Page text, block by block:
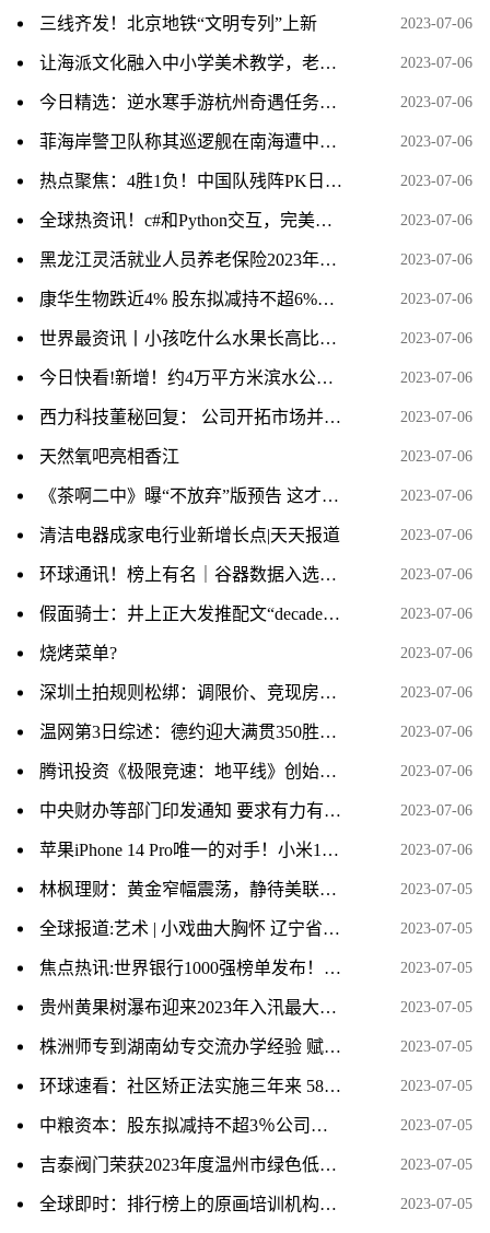
三线齐发！北京地铁“文明专列”上新 2023-07-06
让海派文化融入中小学美术教学，老师们这样说…… 2023-07-06
今日精选：逆水寒手游杭州奇遇任务视频攻略分享 2023-07-06
菲海岸警卫队称其巡逻舰在南海遭中国海警船“危险阻挠”，外交部回应 天天热讯 2023-07-06
热点聚焦：4胜1负！中国队残阵PK日本全主力，男单爆冷出局、男双全军覆没 2023-07-06
全球热资讯！c#和Python交互，完美解决Python调用OpenCV等第三方库以及分发时需配置python环境的问题 2023-07-06
黑龙江灵活就业人员养老保险2023年缴费标准是多少 全球报资讯 2023-07-06
康华生物跌近4% 股东拟减持不超6%股份 2023-07-06
世界最资讯丨小孩吃什么水果长高比较好啊? 2023-07-06
今日快看!新增！约4万平方米滨水公园，就在这里！ 2023-07-06
西力科技董秘回复： 公司开拓市场并取得更高市场份额的步伐从未停止，公司新产品研发情况请您关注相关公告 热资讯 2023-07-06
天然氧吧亮相香江 2023-07-06
《茶啊二中》曝“不放弃”版预告 这才是青春 2023-07-06
清洁电器成家电行业新增长点|天天报道 2023-07-06
环球通讯！榜上有名｜谷器数据入选2023工业互联网500强榜单 2023-07-06
假面骑士：井上正大发推配文“decade”，或将开启帝骑复活赛？粉丝说不要拍出21神主了 当前热点 2023-07-06
烧烤菜单? 2023-07-06
深圳土拍规则松绑：调限价、竞现房、不竞“保” 2023-07-06
温网第3日综述：德约迎大满贯350胜，张帅惨遭巡回赛12连败 每日头条 2023-07-06
腾讯投资《极限竞速：地平线》创始人新工作室 打造全新3A 当前关注 2023-07-06
中央财办等部门印发通知 要求有力有序有效推广“千万工程”经验 2023-07-06
苹果iPhone 14 Pro唯一的对手！小米13官网的评价数已破百万|环球播资讯 2023-07-06
林枫理财：黄金窄幅震荡，静待美联储指引方向-今日热议 2023-07-05
全球报道:艺术 | 小戏曲大胸怀 辽宁省第二届地方戏曲小戏展演开幕 2023-07-05
焦点热讯:世界银行1000强榜单发布！10家中国银行进入20强 2023-07-05
贵州黄果树瀑布迎来2023年入汛最大水量 当前关注 2023-07-05
株洲师专到湖南幼专交流办学经验 赋能职业教育高质量发展 2023-07-05
环球速看：社区矫正法实施三年来 58万人次社区矫正对象接受就业或就学指导 2023-07-05
中粮资本：股东拟减持不超3％公司股份 2023-07-05
吉泰阀门荣获2023年度温州市绿色低碳工厂 2023-07-05
全球即时：排行榜上的原画培训机构课程价格一般学费多少 2023-07-05